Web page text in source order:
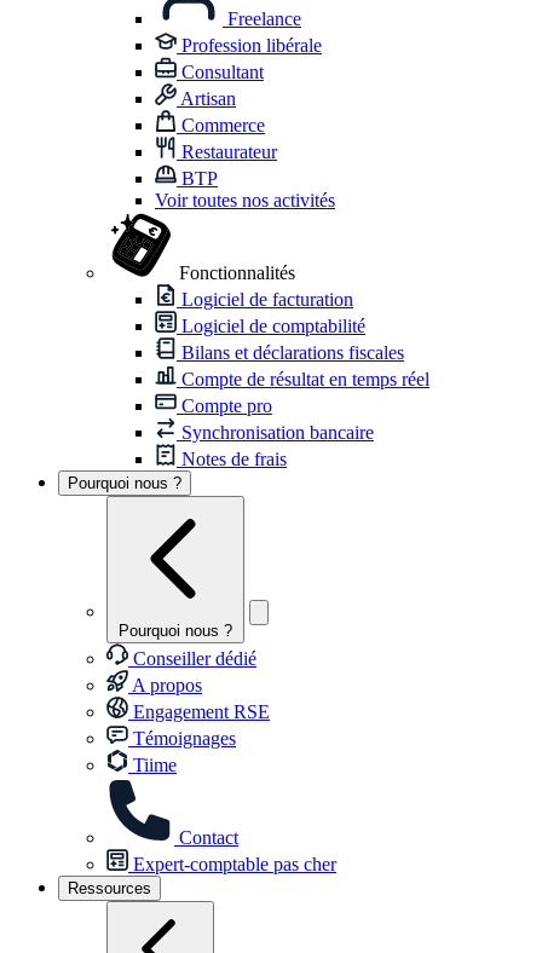
Freelance
Profession libérale
Consultant
Artisan
Commerce
Restaurateur
BTP
Voir toutes nos activités
Fonctionnalités
Logiciel de facturation
Logiciel de comptabilité
Bilans et déclarations fiscales
Compte de résultat en temps réel
Compte pro
Synchronisation bancaire
Notes de frais
Pourquoi nous ?
Pourquoi nous ?
Conseiller dédié
A propos
Engagement RSE
Témoignages
Tiime
Contact
Expert-comptable pas cher
Ressources